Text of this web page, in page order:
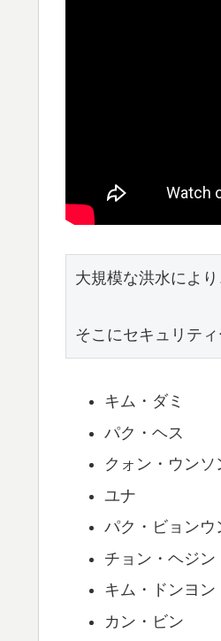
大規模な洪水によ
そこにセキュリテ
キム・ダミ
パク・ヘス
クォン・ウンソ
ユナ
パク・ビョンウ
チョン・ヘジン
キム・ドンヨン
カン・ビン